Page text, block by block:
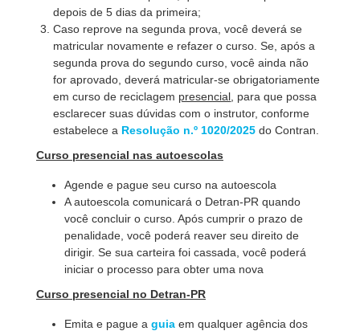
depois de 5 dias da primeira;
Caso reprove na segunda prova, você deverá se
matricular novamente e refazer o curso. Se, após a
segunda prova do segundo curso, você ainda não
for aprovado, deverá matricular-se obrigatoriamente
em curso de reciclagem presencial , para que possa
esclarecer suas dúvidas com o instrutor, conforme
estabelece a Resolução n.º 1020/2025 do Contran.
Curso presencial nas autoescolas
Agende e pague seu curso na autoescola
A autoescola comunicará o Detran-PR quando
você concluir o curso. Após cumprir o prazo de
penalidade, você poderá reaver seu direito de
dirigir. Se sua carteira foi cassada, você poderá
iniciar o processo para obter uma nova
Curso presencial no Detran-PR
Emita e pague a guia em qualquer agência dos